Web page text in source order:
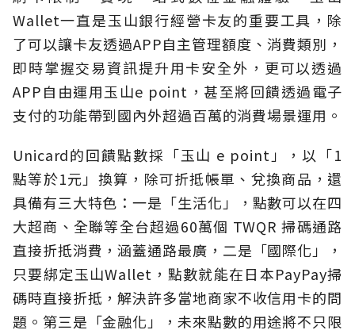
Wallet一直是玉山銀行經營卡友的重要工具，除
了可以讓卡友透過APP自主管理額度、消費類別，
即時掌握交易資訊提升用卡安全外，更可以透過
APP自由運用玉山e point，甚至將回饋透過電子
支付的功能帶到國內外超過百萬的消費場景運用。
Unicard的回饋點數採「玉山 e point」，以「1
點等於1元」換算，除可折抵帳單、兌換商品，還
具備有三大特色：一是「生活化」，點數可以在四
大超商、全聯等全台超過60萬個 TWQR 掃碼通路
直接折抵消費，涵蓋通路最廣，二是「國際化」，
只要綁定玉山Wallet，點數就能在日本PayPay掃
碼時直接折抵，解決許多當地商家不收信用卡的問
題。第三是「金融化」，未來點數的用途將不只限